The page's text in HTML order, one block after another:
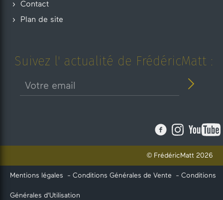
Contact
Plan de site
Suivez l' actualité de FrédéricMatt :
© FrédéricMatt 2026
Mentions légales - Conditions Générales de Vente - Conditions
Générales d'Utilisation